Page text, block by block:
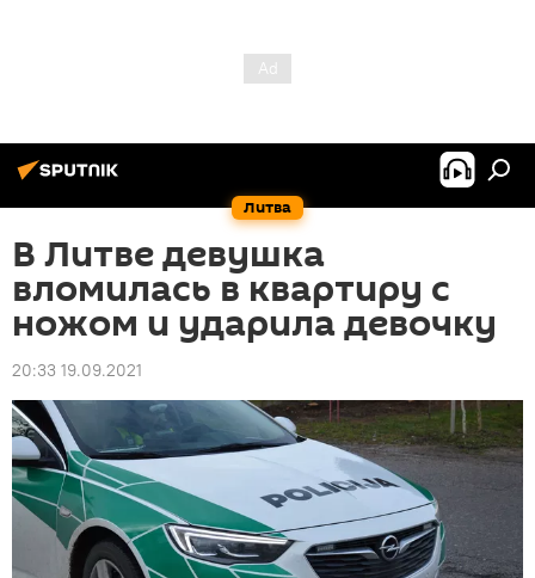
Литва
В Литве девушка
вломилась в квартиру с
ножом и ударила девочку
20:33 19.09.2021